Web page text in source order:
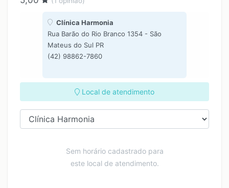
16:00
Clínica Harmonia
Rua Barão do Rio Branco 1354 - São
Mateus do Sul PR
(42) 98862-7860
Local de atendimento
Sem horário cadastrado para
este local de atendimento.